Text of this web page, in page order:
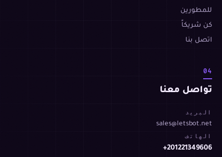
للمطورين
كن شريكاً
اتصل بنا
04
تواصل معنا
البريد
sales@letsbot.net
الهاتف
+201221349606